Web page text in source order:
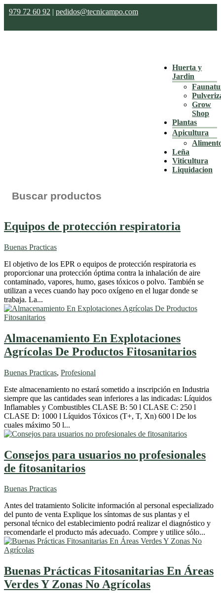
979 72 60 92 | pedidos@tecnicampo.com
Huerta y
Jardin
Grow
Shop
Plantas
Apicultura
Leña
Viticultura
Liquidacion
Equipos de protección respiratoria
Buenas Practicas
El objetivo de los EPR o equipos de protección respiratoria es
proporcionar una protección óptima contra la inhalación de aire
contaminado, vapores, humo, gases tóxicos o polvo. También se
utilizan a veces cuando hay poco oxígeno en el lugar donde se
trabaja. La...
Almacenamiento En Explotaciones
Agrícolas De Productos Fitosanitarios
Buenas Practicas, Profesional
Este almacenamiento no estará sometido a inscripción en Industria
siempre que las cantidades sean inferiores a las indicadas: Líquidos
Inflamables y Combustibles CLASE B: 50 l CLASE C: 250 l
CLASE D: 1000 l Líquidos Tóxicos (T+, T, Xn) 600 l De los
cuales máximo 50 l...
Consejos para usuarios no profesionales
de fitosanitarios
Buenas Practicas
Antes del tratamiento Solicite información al personal especializado
del punto de venta Explique los síntomas de sus plantas y el
personal técnico del establecimiento podrá realizar el diagnóstico y
recomendarle el producto más adecuado. Compre y utilice sólo...
Buenas Prácticas Fitosanitarias En Áreas
Verdes Y Zonas No Agrícolas